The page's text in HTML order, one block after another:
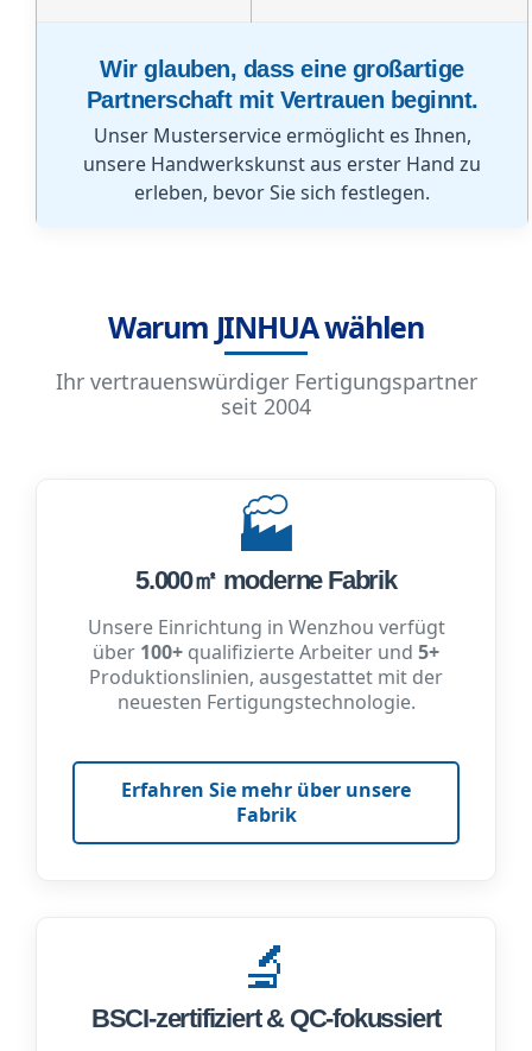
Wir glauben, dass eine großartige
Partnerschaft mit Vertrauen beginnt.
Unser Musterservice ermöglicht es Ihnen,
unsere Handwerkskunst aus erster Hand zu
erleben, bevor Sie sich festlegen.
Warum JINHUA wählen
Ihr vertrauenswürdiger Fertigungspartner
seit 2004
🏭
5.000㎡ moderne Fabrik
Unsere Einrichtung in Wenzhou verfügt
über 100+ qualifizierte Arbeiter und 5+
Produktionslinien, ausgestattet mit der
neuesten Fertigungstechnologie.
Erfahren Sie mehr über unsere
Fabrik
🔬
BSCI-zertifiziert & QC-fokussiert